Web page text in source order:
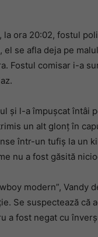
la ora 20:02, fostul
el se afla deja pe
Fostul comisar i-a
și l-a împușcat întâi
un alt glonț în
într-un tufiș la un
nu a fost găsită
modern”, Vandy
Se suspectează că
a fost negat cu